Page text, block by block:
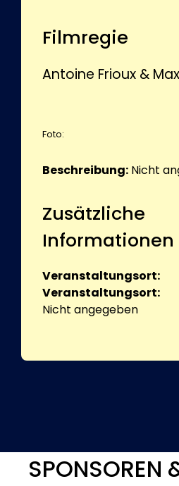
Filmregie
Antoine Frioux &
Foto:
Beschreibung: Nicht
Zusätzliche
Informationen
Veranstaltungsort:
Veranstaltungsort:
Nicht angegeben
SPONSOREN